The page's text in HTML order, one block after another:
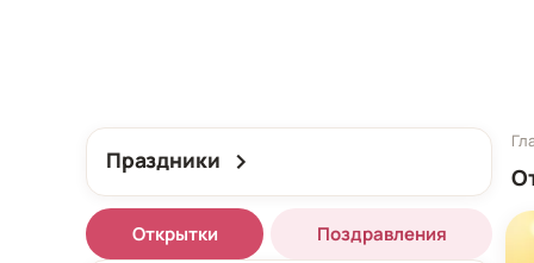
Праздники
Открытки Поздравления